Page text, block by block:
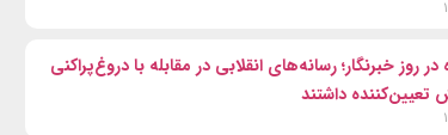
در روز خبرنگار؛ رسانه‌های انقلابی در مقابله با دروغ‌پراکنی
داشتند